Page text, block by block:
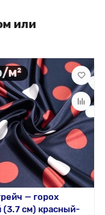
или
м²
— горох
(3.7 см) красный-